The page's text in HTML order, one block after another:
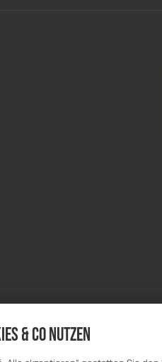
& Co nutzen